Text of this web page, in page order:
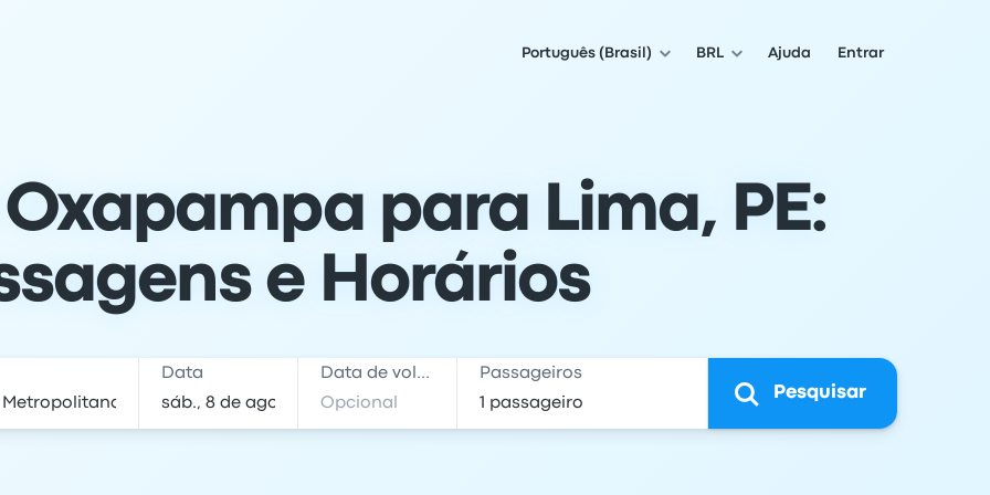
Português (Brasil) BRL Ajuda Entrar
para Lima, PE:
e Horários
Data Data de volta Passageiros
Pesquisar